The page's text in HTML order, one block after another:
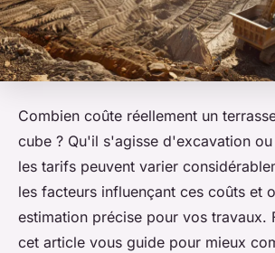
Combien coûte réellement un
cube ? Qu'il s'agisse d'excavation
les tarifs peuvent varier
les facteurs influençant ces coûts et
estimation précise pour vos travaux.
cet article vous guide pour mieux